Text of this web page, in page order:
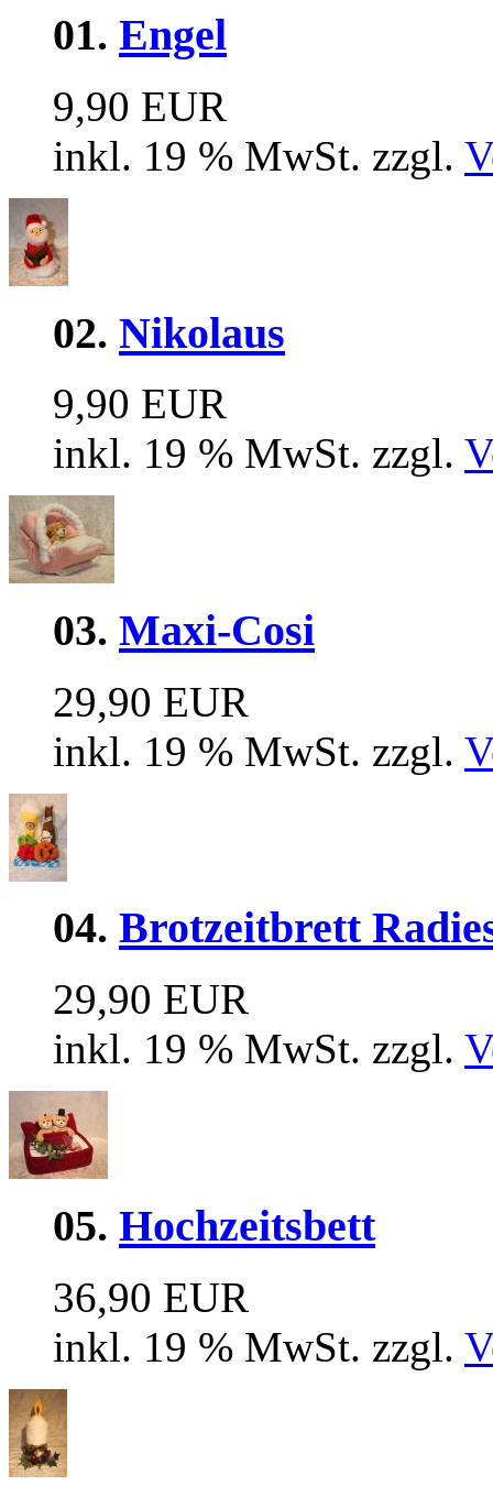
01. Engel
9,90 EUR
inkl. 19 % MwSt. zzgl.
02. Nikolaus
9,90 EUR
inkl. 19 % MwSt. zzgl.
03. Maxi-Cosi
29,90 EUR
inkl. 19 % MwSt. zzgl.
04. Brotzeitbrett
29,90 EUR
inkl. 19 % MwSt. zzgl.
05. Hochzeitsbett
36,90 EUR
inkl. 19 % MwSt. zzgl.